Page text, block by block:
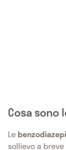
Cosa sono
Le
sollievo a